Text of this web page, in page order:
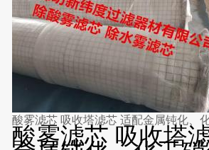
酸雾滤芯 吸收塔滤芯 适配金属钝化、
酸雾滤芯 吸收塔